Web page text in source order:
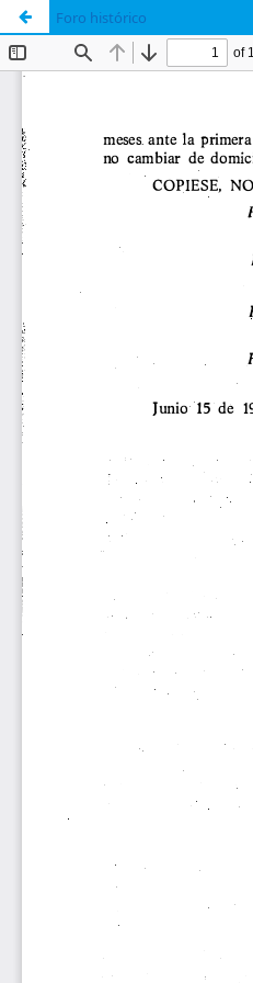
Foro histórico